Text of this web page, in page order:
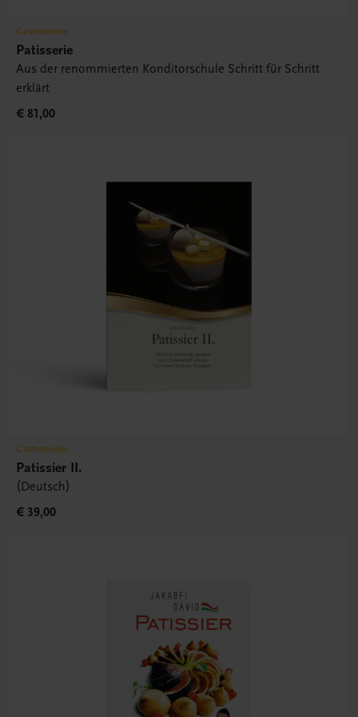
Gastronomie
Patisserie
Aus der renommierten Konditorschule Schritt für Schritt
erklärt
€ 81,00
Gastronomie
Patissier II.
(Deutsch)
€ 39,00